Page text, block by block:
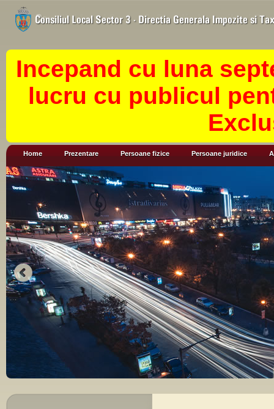
Incepand cu luna
lucru cu publicul
Home Prezentare Persoane fizice Persoane juridice